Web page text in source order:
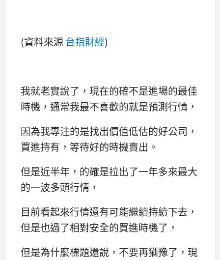
(資料來源 台指財經)
我就老實說了，現在的確不是進場的最佳
時機，通常我最不喜歡的就是預測行情，
因為我專注的是找出價值低估的好公司，
買進持有，等待好的時機賣出。
但是近半年，的確是拉出了一年多來最大
的一波多頭行情，
目前看起來行情還有可能繼續持續下去，
但是也過了相對安全的買進時機了，
但是為什麼標題還說，不要再猶豫了，現